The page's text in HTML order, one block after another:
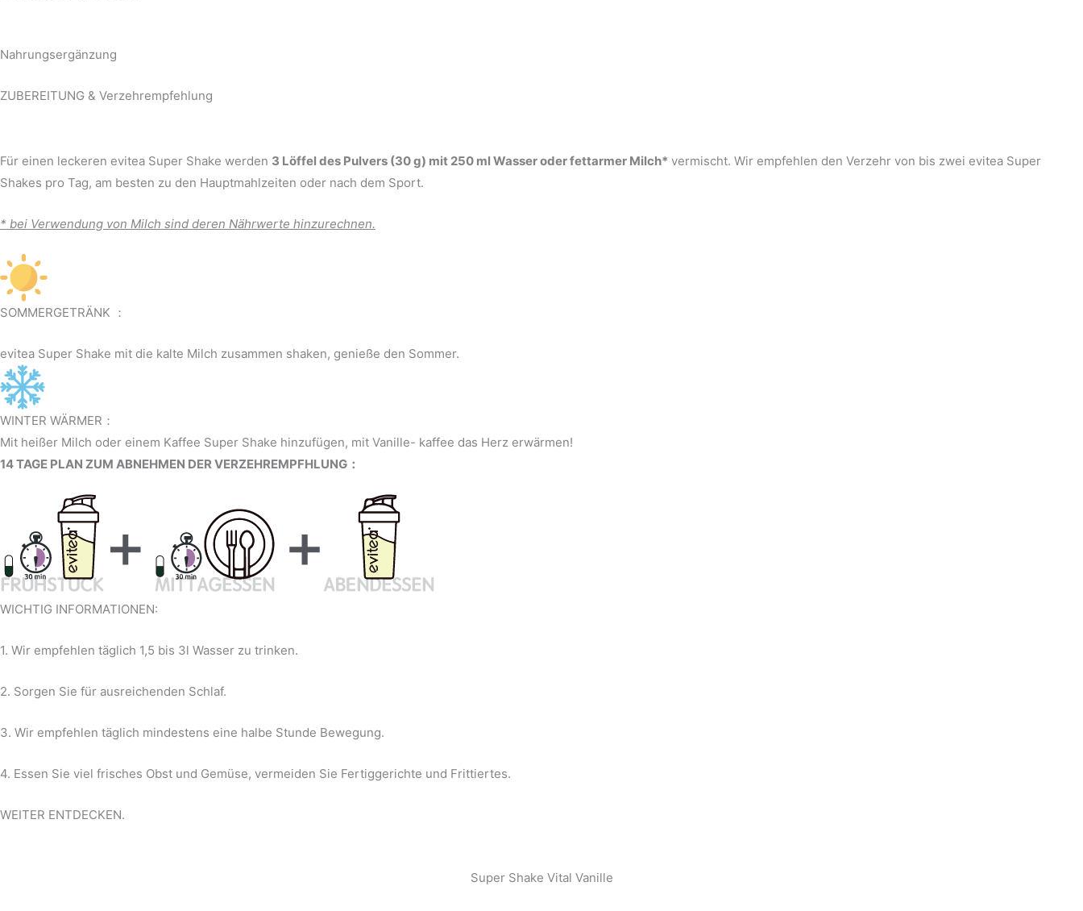
Nahrungsergänzung
ZUBEREITUNG & Verzehrempfehlung
Für einen leckeren evitea Super Shake werden 3 Löffel des Pulvers (30 g) mit 250 ml Wasser oder fettarmer Milch* vermischt. Wir empfehlen den Verzehr von bis zwei evitea Super
Shakes pro Tag, am besten zu den Hauptmahlzeiten oder nach dem Sport.
* bei Verwendung von Milch sind deren Nährwerte hinzurechnen.
SOMMERGETRÄNK ：
evitea Super Shake mit die kalte Milch zusammen shaken, genieße den Sommer.
WINTER WÄRMER：
Mit heißer Milch oder einem Kaffee Super Shake hinzufügen, mit Vanille- kaffee das Herz erwärmen!
14 TAGE PLAN ZUM ABNEHMEN DER VERZEHREMPFHLUNG：
WICHTIG INFORMATIONEN:
1. Wir empfehlen täglich 1,5 bis 3l Wasser zu trinken.
2. Sorgen Sie für ausreichenden Schlaf.
3. Wir empfehlen täglich mindestens eine halbe Stunde Bewegung.
4. Essen Sie viel frisches Obst und Gemüse, vermeiden Sie Fertiggerichte und Frittiertes.
WEITER ENTDECKEN.
Super Shake Vital Vanille